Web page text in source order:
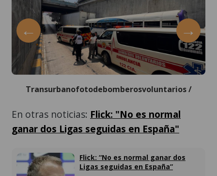
←
Transurbanofotodebomberosvoluntarios /
→
En otras noticias: Flick: "No es normal
ganar dos Ligas seguidas en España"
Flick: “No es normal ganar dos
Ligas seguidas en España”